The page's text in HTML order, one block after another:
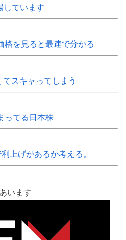
しています
格を見ると最速で分かる
スキャってしまう
ってる日本株
上げがあるか考える。
います